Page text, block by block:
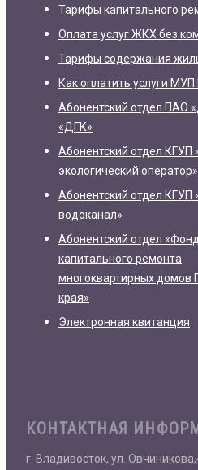
Тарифы капитального
Оплата услуг ЖКХ без
Тарифы содержания
Как оплатить услуги
Абонентский отдел ПАО
«ДГК»
Абонентский отдел КГУП
экологический оператор»
Абонентский отдел КГУП
водоканал»
Абонентский отдел «Фонд
капитального ремонта
многоквартирных домов
края»
Электронная квитанция
КОНТАКТНАЯ
г. Владивосток, ул.